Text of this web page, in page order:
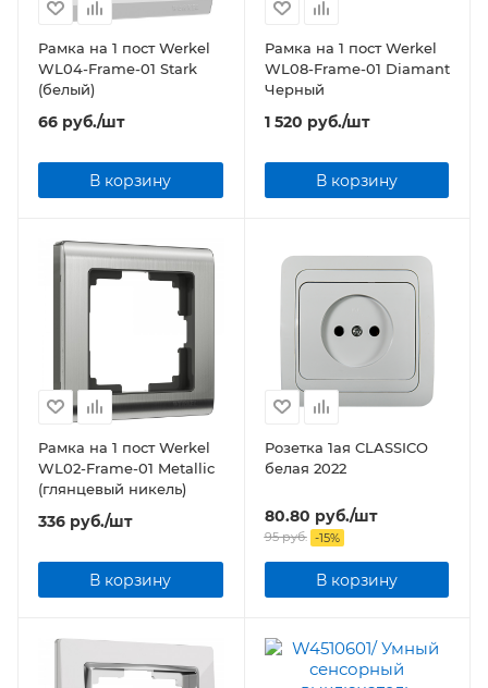
Рамка на 1 пост Werkel
WL04-Frame-01 Stark
(белый)
66 руб./шт
В корзину
Рамка на 1 пост Werkel
WL08-Frame-01 Diamant
Черный
1 520 руб./шт
В корзину
Рамка на 1 пост Werkel
WL02-Frame-01 Metallic
(глянцевый никель)
336 руб./шт
В корзину
Розетка 1ая CLASSICO
белая 2022
80.80 руб./шт
95руб. -15%
В корзину